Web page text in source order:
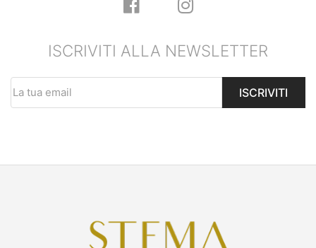
ISCRIVITI ALLA NEWSLETTER
ISCRIVITI